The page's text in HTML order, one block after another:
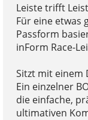
Leiste trifft
Für eine etwas
Passform
inForm Race-
Sitzt mit einem
Ein einzelner
die einfache,
ultimativen